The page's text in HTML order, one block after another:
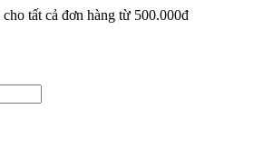
cho tất cả đơn hàng từ 500.000đ